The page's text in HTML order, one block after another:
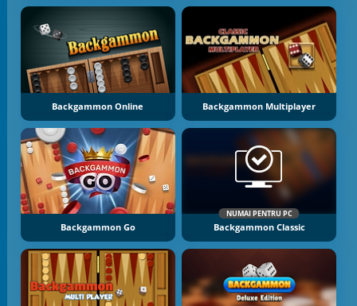
Backgammon Online Backgammon Multiplayer
Backgammon Go
NUMAI PENTRU PC
Backgammon Classic